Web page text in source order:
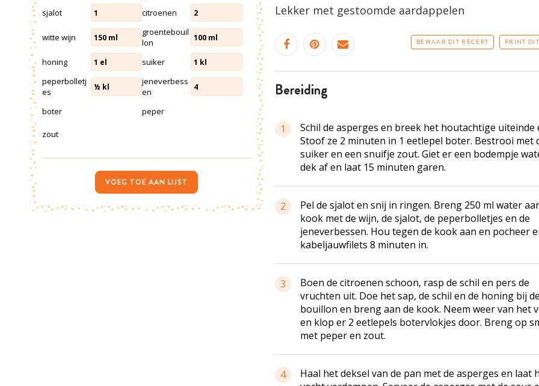
Lekker met gestoomde aardappelen
BEWAAR DIT RECEPT PRINT
bereiding
1
Schil de asperges en breek het houtachtige uiteinde
Stoof ze 2 minuten in 1 eetlepel boter. Bestrooi met
suiker en een snuifje zout. Giet er een bodempje
dek af en laat 15 minuten garen.
2
Pel de sjalot en snij in ringen. Breng 250 ml water
kook met de wijn, de sjalot, de peperbolletjes en de
jeneverbessen. Hou tegen de kook aan en pocheer
kabeljauwfilets 8 minuten in.
3
Boen de citroenen schoon, rasp de schil en pers de
vruchten uit. Doe het sap, de schil en de honing bij de
bouillon en breng aan de kook. Neem weer van het
en klop er 2 eetlepels botervlokjes door. Breng op
met peper en zout.
4
Haal het deksel van de pan met de asperges en laat
sjalot 1 citroenen 2
witte wijn 150 ml
groentebouil
lon
100 ml
honing 1 el suiker 1 kl
peperbolletj
es
½ kl
jeneverbess
en
4
boter peper
zout
VOEG TOE AAN LIJST